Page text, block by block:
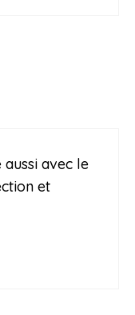
aussi avec le
et